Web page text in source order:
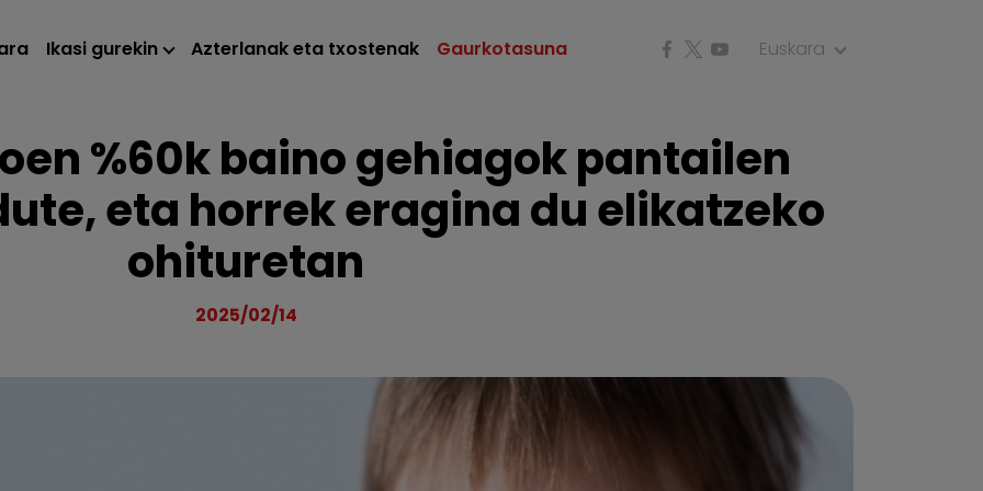
Ikasi gurekin Azterlanak eta txostenak Gaurkotasuna Euskara
%60k baino gehiagok pantailen
eta horrek eragina du elikatzeko
ohituretan
2025/02/14